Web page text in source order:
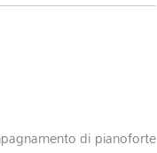
di pianoforte